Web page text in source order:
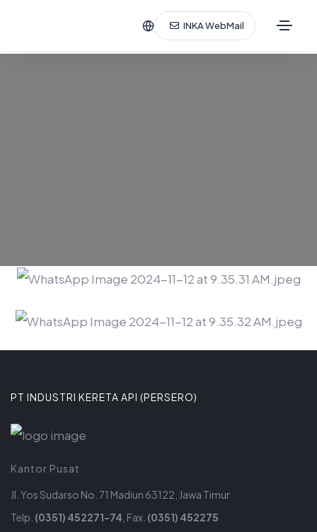
INKA WebMail
PT INDUSTRI KERETA API (PERSERO)
Kantor Pusat
Jl. Yos Sudarso No. 71 Madiun 63122, Jawa Timur
Telp. (0351) 452271-74 , Fax. (0351) 452275